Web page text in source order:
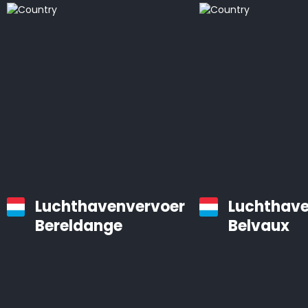
Luchthavenvervoer
Bereldange
Belvaux